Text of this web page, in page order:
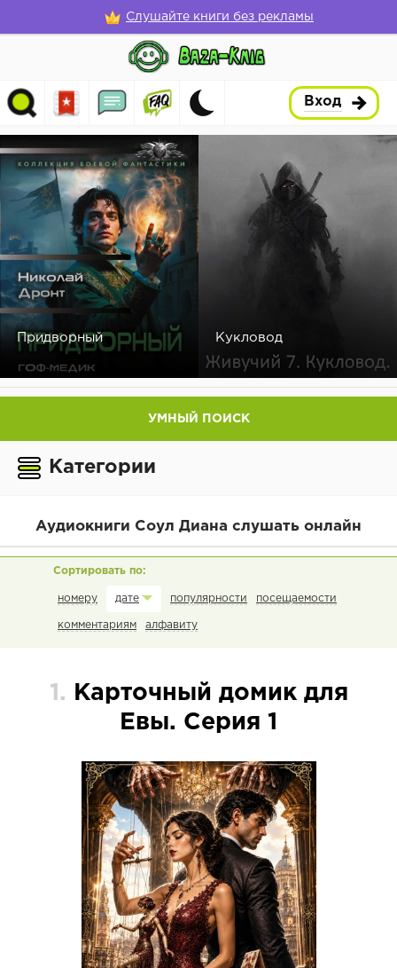
Слушайте книги без рекламы
Вход
Придворный Кукловод
УМНЫЙ ПОИСК
Категории
Аудиокниги Соул Диана слушать онлайн
номеру дате популярности посещаемости
комментариям алфавиту
1.
Карточный домик для
Евы. Серия 1